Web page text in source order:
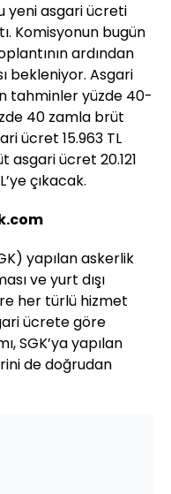
yeni asgari ücreti
Komisyonun bugün
ardından
bekleniyor. Asgari
tahminler yüzde 40-
40 zamla brüt
ücret 15.963 TL
asgari ücret 20.121
çıkacak.
yapılan askerlik
ve yurt dışı
her türlü hizmet
ücrete göre
SGK’ya yapılan
de doğrudan